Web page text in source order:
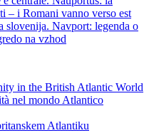
– i Romani vanno verso est
slovenija. Navport: legenda o
na vzhod
in the British Atlantic World
nel mondo Atlantico
Atlantiku